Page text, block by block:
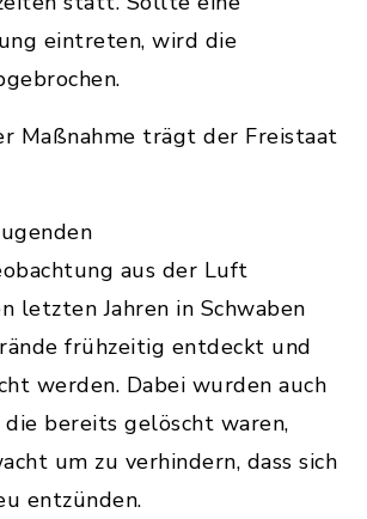
eintreten, wird die
Maßnahme trägt der Freistaat
aus der Luft
letzten Jahren in Schwaben
frühzeitig entdeckt und
werden. Dabei wurden auch
bereits gelöscht waren,
um zu verhindern, dass sich
entzünden.